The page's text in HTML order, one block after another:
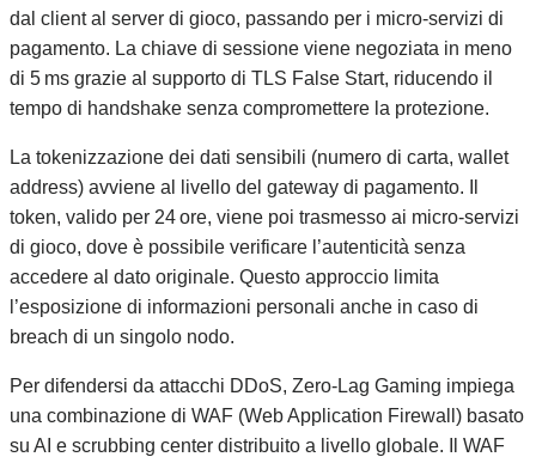
dal client al server di gioco, passando per i micro‑servizi di
pagamento. La chiave di sessione viene negoziata in meno
di 5 ms grazie al supporto di TLS False Start, riducendo il
tempo di handshake senza compromettere la protezione.
La tokenizzazione dei dati sensibili (numero di carta, wallet
address) avviene al livello del gateway di pagamento. Il
token, valido per 24 ore, viene poi trasmesso ai micro‑servizi
di gioco, dove è possibile verificare l’autenticità senza
accedere al dato originale. Questo approccio limita
l’esposizione di informazioni personali anche in caso di
breach di un singolo nodo.
Per difendersi da attacchi DDoS, Zero‑Lag Gaming impiega
una combinazione di WAF (Web Application Firewall) basato
su AI e scrubbing center distribuito a livello globale. Il WAF